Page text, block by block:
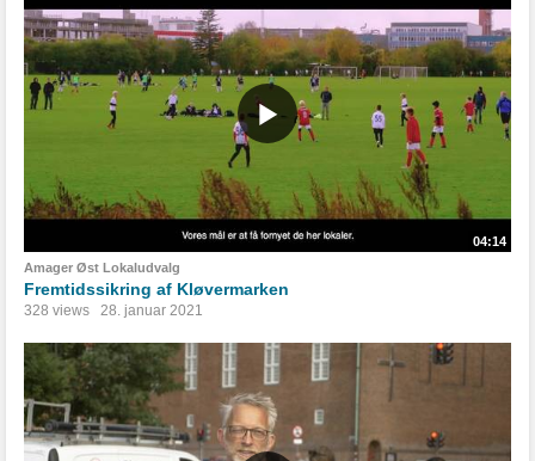
04:14
Amager Øst Lokaludvalg
Fremtidssikring af Kløvermarken
328 views 28. januar 2021